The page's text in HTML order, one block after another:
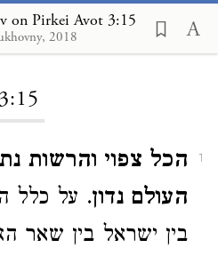
on Pirkei Avot 3:15
2018
3:15
1
הכל צפוי והרשות
העולם נדון. על כלל
בין ישראל בין שאר